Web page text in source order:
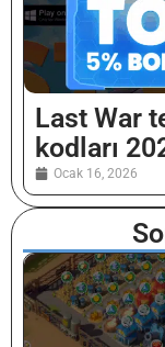
Last War
kodları
Ocak 16, 2026